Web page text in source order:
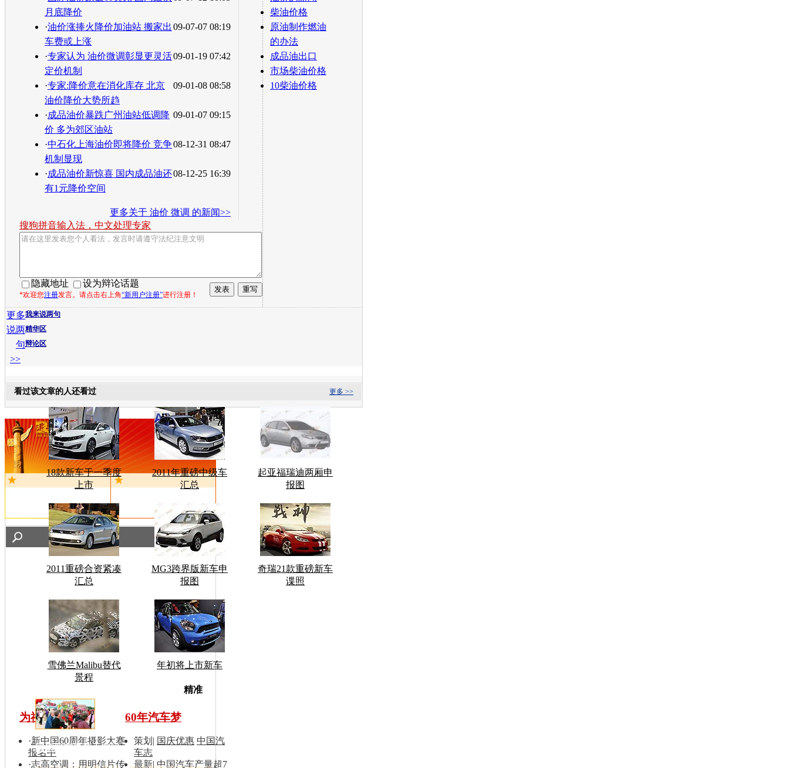
月底降价
09-07-07 08:19
·油价涨捧火降价加油站 搬家出
车费或上涨
09-01-19 07:42
·专家认为 油价微调彰显更灵活
定价机制
09-01-08 08:58
·专家:降价意在消化库存 北京
油价降价大势所趋
09-01-07 09:15
·成品油价暴跌广州油站低调降
价 多为郊区油站
08-12-31 08:47
·中石化上海油价即将降价 竞争
机制显现
08-12-25 16:39
·成品油价新惊喜 国内成品油还
有1元降价空间
更多关于 油价 微调 的新闻>>
柴油价格
原油制作燃油
的办法
成品油出口
市场柴油价格
10柴油价格
搜狗拼音输入法，中文处理专家
隐藏地址 设为辩论话题
*欢迎您注册发言。请点击右上角“新用户注册”进行注册！
我来说两句
精华区
辩论区
更多
说两
句
>>
更多 >>
看过该文章的人还看过
18款新车于一季度
上市
2011年重磅中级车
汇总
起亚福瑞迪两厢申
报图
2011重磅合资紧凑
汇总
MG3跨界版新车申
报图
奇瑞21款重磅新车
谍照
雪佛兰Malibu替代
景程
年初将上市新车
国庆彩车撤离天安门
为祖国同喝彩
·新中国60周年摄影大赛
报名中
·志高空调：用明信片传
60年汽车梦
策划 | 国庆优惠 中国汽
车志
最新|中国汽车产量超7
车型搜
精准